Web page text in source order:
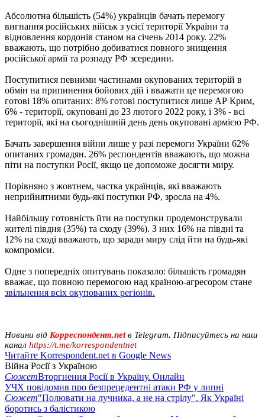
Абсолютна більшість (54%) українців бачать перемогу
вигнання російських військ з усієї території України та
відновлення кордонів станом на січень 2014 року. 22%
вважають, що потрібно добиватися повного знищення
російської армії та розпаду РФ зсередини.
Поступитися певними частинами окупованих територій в
обмін на припинення бойових дій і вважати це перемогою
готові 18% опитаних: 8% готові поступитися лише АР Крим,
6% - території, окуповані до 23 лютого 2022 року, і 3% - всі
території, які на сьогоднішній день день окуповані армією РФ.
Бачать завершення війни лише у разі перемоги України 62%
опитаних громадян. 26% респондентів вважають, що можна
піти на поступки Росії, якщо це допоможе досягти миру.
Порівняно з жовтнем, частка українців, які вважають
неприйнятними будь-які поступки РФ, зросла на 4%.
Найбільшу готовність йти на поступки продемонстрували
жителі півдня (35%) та сходу (39%). З них 16% на півдні та
12% на сході вважають, що заради миру слід йти на будь-які
компроміси.
Одне з попередніх опитувань показало: більшість громадян
вважає, що повною перемогою над країною-агресором стане
звільнення всіх окупованих регіонів.
Новини від Корреспондент.netв Telegram. Підписуйтесь на наш
канал https://t.me/korrespondentnet
Читайте Korrespondent.net в Google News
Війна Росії з Україною
СюжетВторгнення Росії в Україну. Онлайн
УЧХ повідомив про безпрецедентні атаки РФ у липні
Сюжет"Полювати на лучника, а не на стрілу". Як Україні
боротись з балістикою